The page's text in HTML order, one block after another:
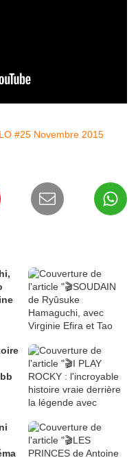
#25 Novembre 2015